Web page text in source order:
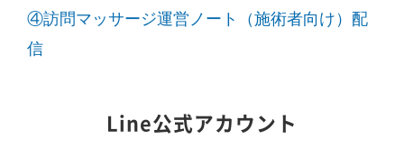
④訪問マッサージ運営ノート（施術者向け）配
信
Line公式アカウント